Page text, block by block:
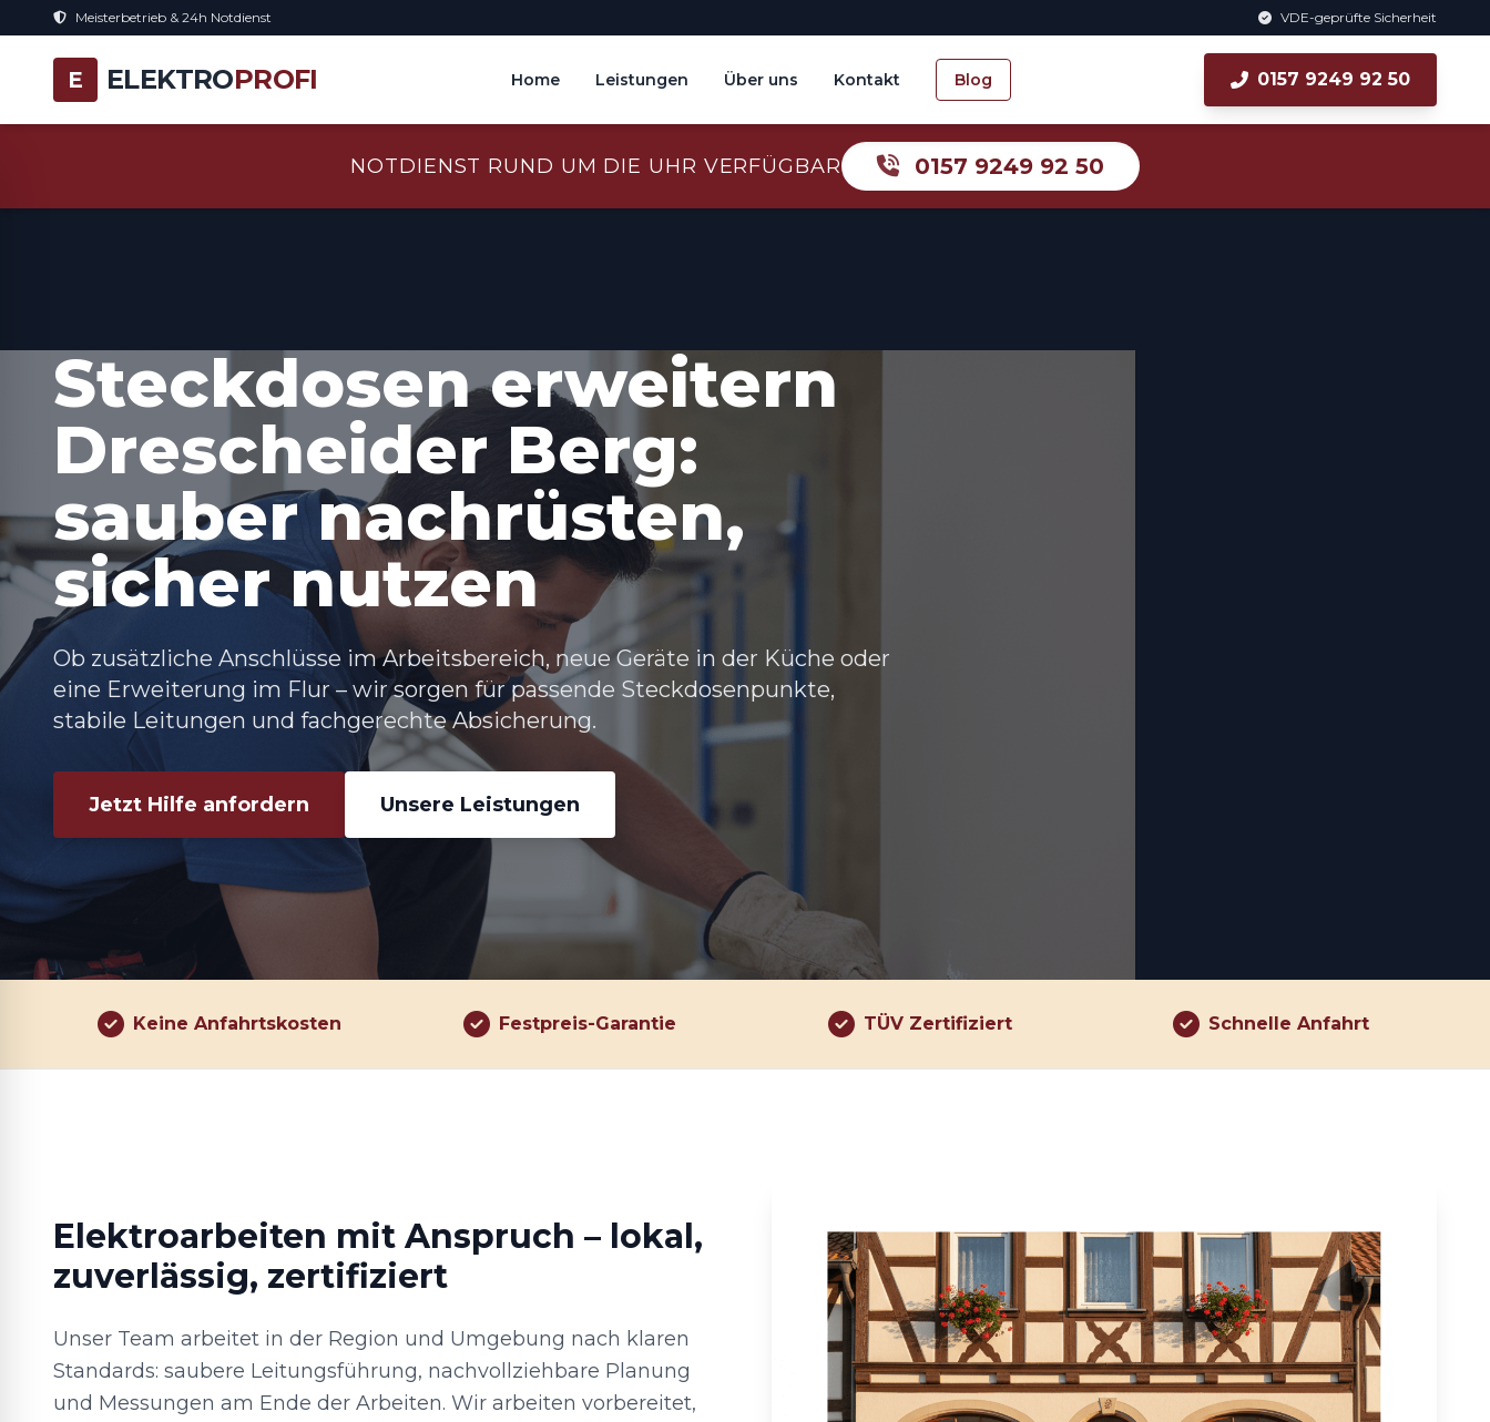
Meisterbetrieb & 24h Notdienst VDE-geprüfte Sicherheit
E ELEKTROPROFI Home Leistungen Über uns Kontakt Blog 0157 9249 92 50
NOTDIENST RUND UM DIE UHR VERFÜGBAR 0157 9249 92 50
Steckdosen erweitern
Drescheider Berg:
sauber nachrüsten,
sicher nutzen
Ob zusätzliche Anschlüsse im Arbeitsbereich, neue Geräte in der Küche oder
eine Erweiterung im Flur – wir sorgen für passende Steckdosenpunkte,
stabile Leitungen und fachgerechte Absicherung.
Jetzt Hilfe anfordern Unsere Leistungen
Keine Anfahrtskosten Festpreis-Garantie TÜV Zertifiziert Schnelle Anfahrt
Elektroarbeiten mit Anspruch – lokal,
zuverlässig, zertifiziert
Unser Team arbeitet in der Region und Umgebung nach klaren
Standards: saubere Leitungsführung, nachvollziehbare Planung
und Messungen am Ende der Arbeiten. Wir arbeiten vorbereitet,